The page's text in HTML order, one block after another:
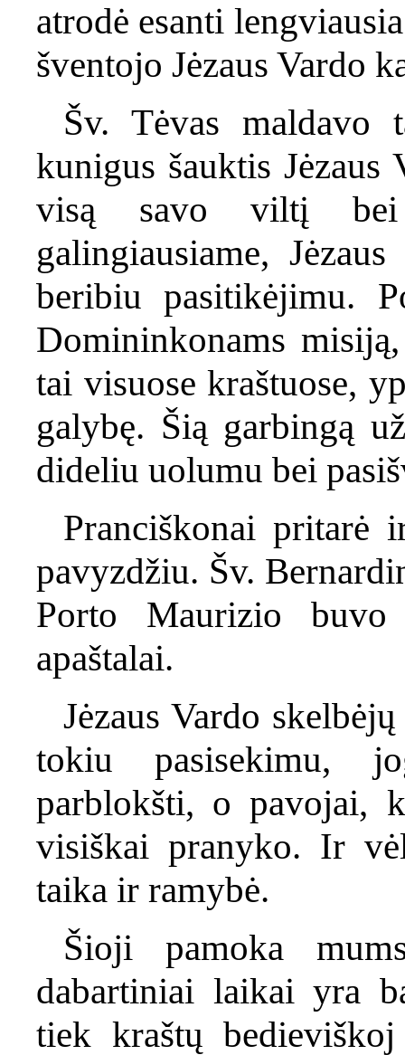
atrodė esanti
šventojo Jėzaus Vardo
Šv. Tėvas maldavo
kunigus šauktis Jėzaus
visą savo viltį bei
galingiausiame,
beribiu pasitikėjimu.
Domininkonams
tai visuose kraštuose,
galybę. Šią garbingą
dideliu uolumu bei
Pranciškonai pritarė
pavyzdžiu. Šv.
Porto Maurizio buvo
apaštalai.
Jėzaus Vardo
tokiu pasisekimu,
parblokšti, o pavojai,
visiškai pranyko. Ir
taika ir ramybė.
Šioji pamoka
dabartiniai laikai yra
tiek kraštų